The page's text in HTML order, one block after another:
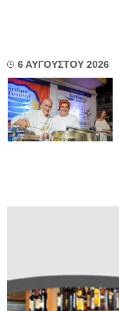
6 ΑΥΓΟΥΣΤΟΥ 2026